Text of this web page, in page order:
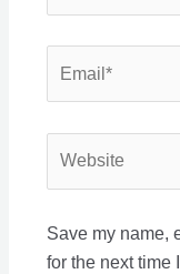
Save my name,
for the next time